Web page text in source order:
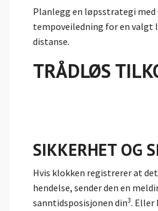
Planlegg en løpsstrategi med
tempoveiledning for en valgt
distanse.
TRÅDLØS
SIKKERHET OG
Hvis klokken registrerer at
hendelse, sender den en
sanntidsposisjonen din3. Eller